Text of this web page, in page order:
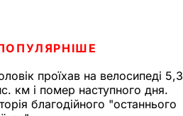
проїхав на велосипеді 5,3
км і помер наступного дня.
благодійного "останнього